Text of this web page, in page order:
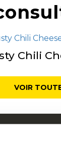
Chili
VOIR